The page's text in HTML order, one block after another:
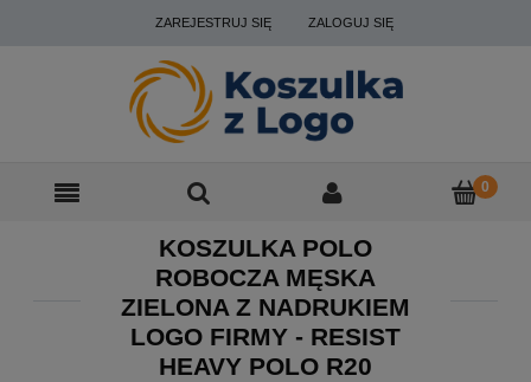
ZAREJESTRUJ SIĘ ZALOGUJ SIĘ
KOSZULKA POLO
ROBOCZA MĘSKA
ZIELONA Z NADRUKIEM
LOGO FIRMY - RESIST
HEAVY POLO R20